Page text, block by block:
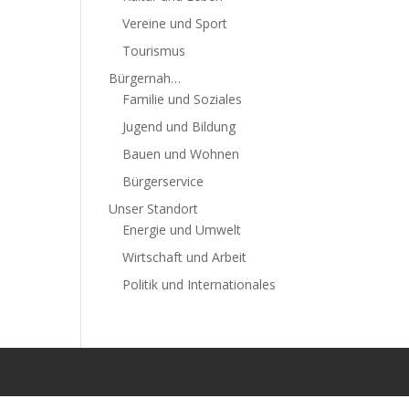
Vereine und Sport
Tourismus
Bürgernah…
Familie und Soziales
Jugend und Bildung
Bauen und Wohnen
Bürgerservice
Unser Standort
Energie und Umwelt
Wirtschaft und Arbeit
Politik und Internationales